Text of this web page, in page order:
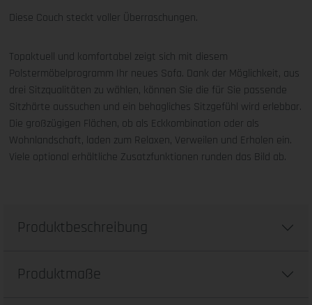
Diese Couch steckt voller Überraschungen.
Topaktuell und komfortabel zeigt sich mit diesem
Polstermöbelprogramm Ihr neues Sofa. Dank der Möglichkeit, aus
drei Sitzqualitäten zu wählen, können Sie die für Sie passende
Sitzhärte aussuchen und ein behagliches Sitzgefühl wird erlebbar.
Die großzügigen Flächen, ob als Eckkombination oder als
Wohnlandschaft, laden zum Relaxen, Verweilen und Erholen ein.
Viele optional erhältliche Zusatzfunktionen runden das Bild ab.
Produktbeschreibung
Produktmaße